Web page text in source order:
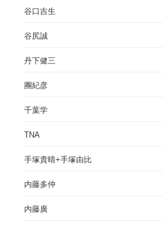
谷口吉生
谷尻誠
丹下健三
團紀彦
千葉学
TNA
手塚貴晴+手塚由比
内藤多仲
内藤廣